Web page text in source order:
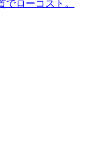
ローコスト。